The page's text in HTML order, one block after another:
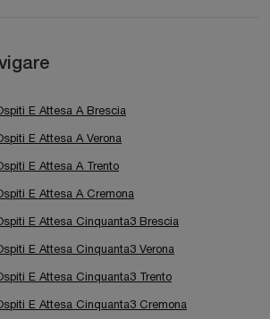
E Attesa A Brescia
E Attesa A Verona
E Attesa A Trento
E Attesa A Cremona
E Attesa Cinquanta3 Brescia
E Attesa Cinquanta3 Verona
E Attesa Cinquanta3 Trento
E Attesa Cinquanta3 Cremona